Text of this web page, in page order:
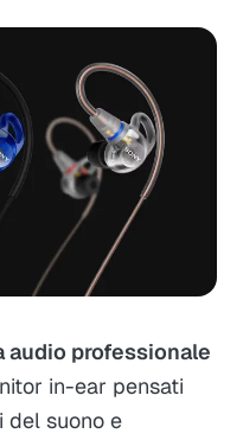
audio professionale
in-ear pensati
del suono e